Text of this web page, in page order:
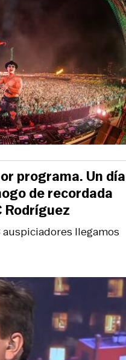
auspiciadores llegamos
programa. Un día
de recordada
Rodríguez